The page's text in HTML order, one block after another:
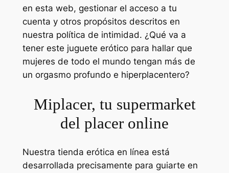
en esta web, gestionar el acceso a tu
cuenta y otros propósitos descritos en
nuestra política de intimidad. ¿Qué va a
tener este juguete erótico para hallar que
mujeres de todo el mundo tengan más de
un orgasmo profundo e hiperplacentero?
Miplacer, tu supermarket
del placer online
Nuestra tienda erótica en línea está
desarrollada precisamente para guiarte en